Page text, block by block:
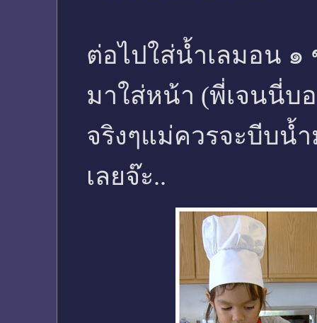
ต่อไปใส่น้ำเลมอน
มาใส่หน้า (พี่เจนนี่บ
จริงๆแม่ควรจะบีบน้
เลยจ๊ะ..